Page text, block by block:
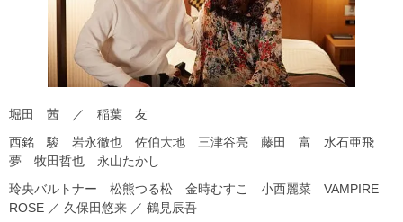
堀田 茜 ／ 稲葉 友
西銘 駿 岩永徹也 佐伯大地 三津谷亮 藤田 富 水石亜飛
夢 牧田哲也 永山たかし
玲央バルトナー 松熊つる松 金時むすこ 小西麗菜 VAMPIRE
ROSE ／ 久保田悠来 ／ 鶴見辰吾